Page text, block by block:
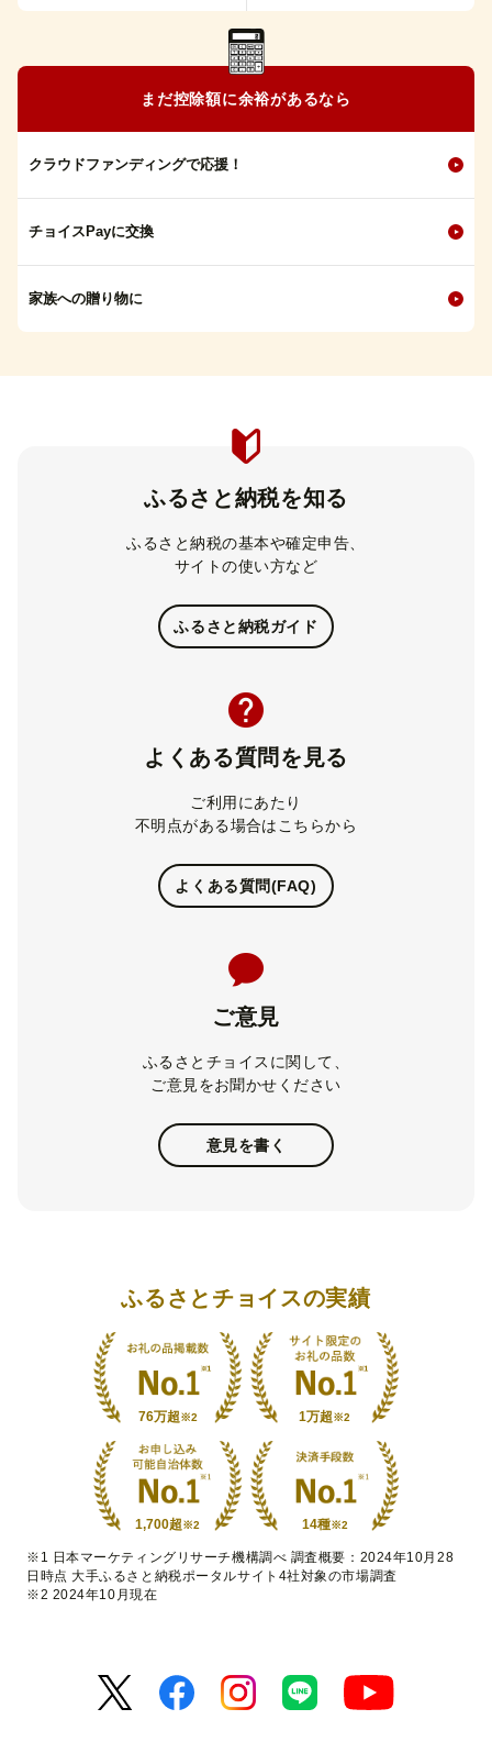
まだ控除額に余裕があるなら
クラウドファンディングで応援！
チョイスPayに交換
家族への贈り物に
ふるさと納税を知る
ふるさと納税の基本や確定申告、
サイトの使い方など
ふるさと納税ガイド
よくある質問を見る
ご利用にあたり
不明点がある場合はこちらから
よくある質問(FAQ)
ご意見
ふるさとチョイスに関して、
ご意見をお聞かせください
意見を書く
ふるさとチョイスの実績
76万超※2 1万超※2
1,700超※2 14種※2
※1 日本マーケティングリサーチ機構調べ 調査概要：2024年10月28
日時点 大手ふるさと納税ポータルサイト4社対象の市場調査
※2 2024年10月現在